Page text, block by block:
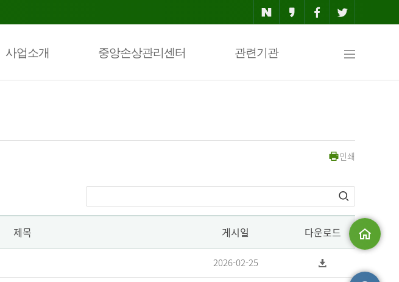
사업소개 중앙손상관리센터 관련기관
맵
인쇄
제목 게시일 다운로드
2026-02-25